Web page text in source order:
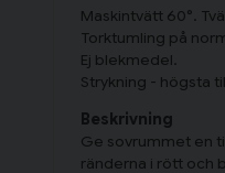
Maskintvätt 60°.
Torktumling på
Ej blekmedel.
Strykning - högsta
Beskrivning
Ge sovrummet en
ränderna i rött och